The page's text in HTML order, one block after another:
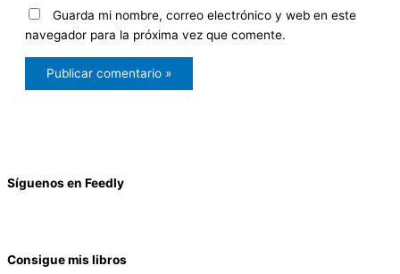
Guarda mi nombre, correo electrónico y web en este
navegador para la próxima vez que comente.
Síguenos en Feedly
Consigue mis libros